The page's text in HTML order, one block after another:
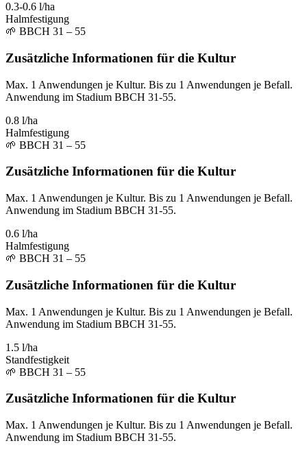
0.3-0.6 l/ha
Halmfestigung
🌱 BBCH 31 – 55
Zusätzliche Informationen für die Kultur
Max. 1 Anwendungen je Kultur. Bis zu 1 Anwendungen je Befall.
Anwendung im Stadium BBCH 31-55.
0.8 l/ha
Halmfestigung
🌱 BBCH 31 – 55
Zusätzliche Informationen für die Kultur
Max. 1 Anwendungen je Kultur. Bis zu 1 Anwendungen je Befall.
Anwendung im Stadium BBCH 31-55.
0.6 l/ha
Halmfestigung
🌱 BBCH 31 – 55
Zusätzliche Informationen für die Kultur
Max. 1 Anwendungen je Kultur. Bis zu 1 Anwendungen je Befall.
Anwendung im Stadium BBCH 31-55.
1.5 l/ha
Standfestigkeit
🌱 BBCH 31 – 55
Zusätzliche Informationen für die Kultur
Max. 1 Anwendungen je Kultur. Bis zu 1 Anwendungen je Befall.
Anwendung im Stadium BBCH 31-55.